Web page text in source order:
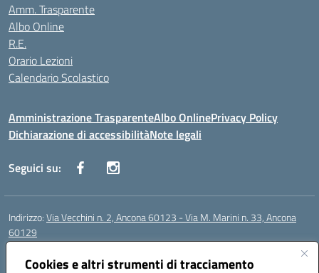
Cookies e altri strumenti di tracciamento
Amm. Trasparente
Albo Online
R.E.
Orario Lezioni
Calendario Scolastico
Amministrazione TrasparenteAlbo OnlinePrivacy Policy
Dichiarazione di accessibilitàNote legali
Seguici su:
Indirizzo:Via Vecchini n. 2, Ancona 60123 - Via M. Marini n. 33, Ancona
60129
Centralino:
Posta elettronica certificata (PEC):anis01200g@pec.istruzione.it